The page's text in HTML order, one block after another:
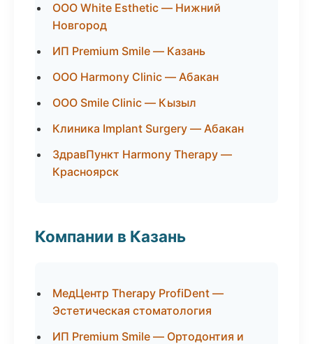
ООО White Esthetic — Нижний
Новгород
ИП Premium Smile — Казань
ООО Harmony Clinic — Абакан
ООО Smile Clinic — Кызыл
Клиника Implant Surgery — Абакан
ЗдравПункт Harmony Therapy —
Красноярск
Компании в Казань
МедЦентр Therapy ProfiDent —
Эстетическая стоматология
ИП Premium Smile — Ортодонтия и